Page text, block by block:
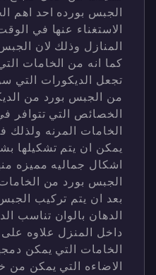
الجبس بورده احد اهم
الاستغناء عنها في
المنازل وذلك لان
كما انه من الخامات
تجعل الديكورات التي
من الجبس بورد من
الخصائص التي تتوافر
الخامات المرنه ولذلك
يمكن ان يتم تشكيلها
اشكال جماليه مميزه
الجبس بورد من الخامات
بعد ان يتم تركيب
الدهان بالوان تناسب
داخل المنزل علاوه
الخامات التي يمكن
الاضاءه التي يمكن من